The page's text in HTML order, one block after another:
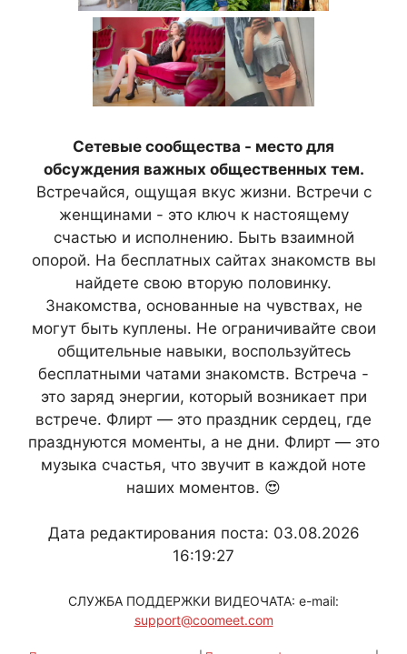
Сетевые сообщества - место для
обсуждения важных общественных тем.
Встречайся, ощущая вкус жизни. Встречи с
женщинами - это ключ к настоящему
счастью и исполнению. Быть взаимной
опорой. На бесплатных сайтах знакомств вы
найдете свою вторую половинку.
Знакомства, основанные на чувствах, не
могут быть куплены. Не ограничивайте свои
общительные навыки, воспользуйтесь
бесплатными чатами знакомств. Встреча -
это заряд энергии, который возникает при
встрече. Флирт — это праздник сердец, где
празднуются моменты, а не дни. Флирт — это
музыка счастья, что звучит в каждой ноте
наших моментов. 😍
Дата редактирования поста: 03.08.2026
16:19:27
СЛУЖБА ПОДДЕРЖКИ ВИДЕОЧАТА: e-mail:
support@coomeet.com